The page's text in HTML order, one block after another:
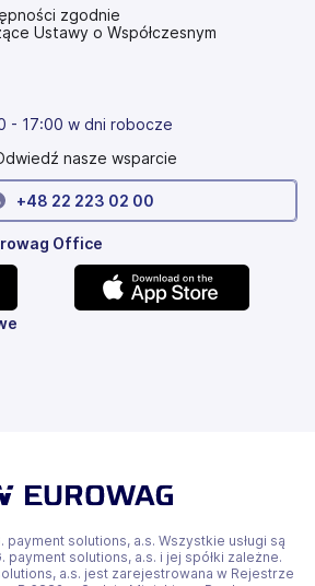
zgodnie
Ustawy o Współczesnym
- 17:00 w dni robocze
nasze wsparcie
+48 22 223 02 00
Office
payment solutions, a.s. Wszystkie usługi są
payment solutions, a.s. i jej spółki zależne.
a.s. jest zarejestrowana w Rejestrze